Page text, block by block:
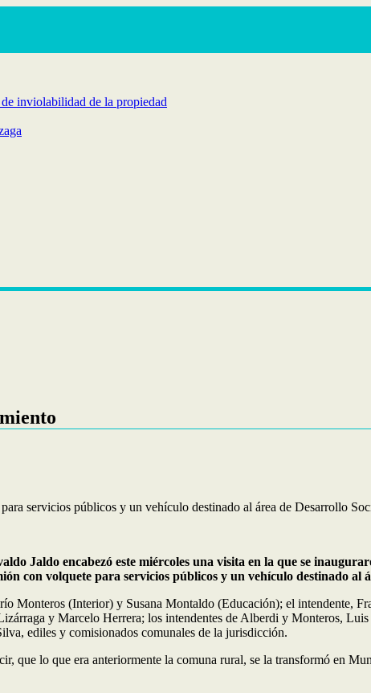
inviolabilidad de la propiedad
servicios públicos y un vehículo destinado al área de Desarrollo
Jaldo encabezó este miércoles una visita en la que se
con volquete para servicios públicos y un vehículo destinado al
Monteros (Interior) y Susana Montaldo (Educación); el intendente,
y Marcelo Herrera; los intendentes de Alberdi y Monteros,
ediles y comisionados comunales de la jurisdicción.
que lo que era anteriormente la comuna rural, se la transformó en